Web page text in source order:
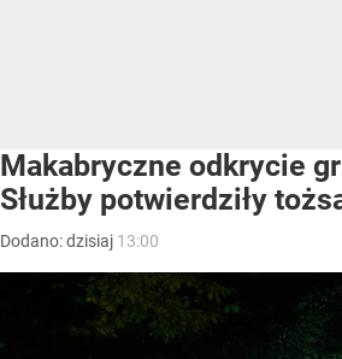
Makabryczne odkrycie
Służby potwierdziły
Dodano:dzisiaj 13:00